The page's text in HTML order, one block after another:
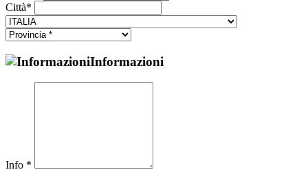
Città*
Informazioni
Info *